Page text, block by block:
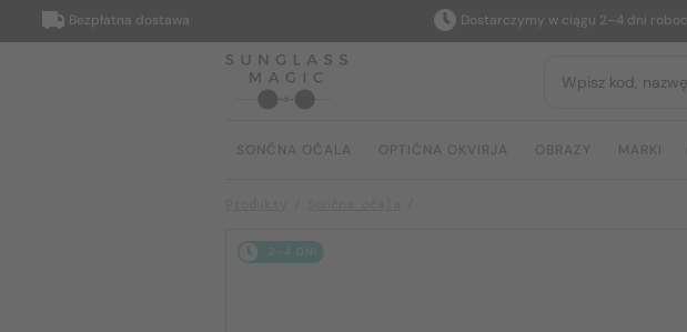
Bezpłatna dostawa Dostarczymy w ciągu 2–4 dni roboczych
SONČNA OČALA OPTIČNA OKVIRJA OBRAZY MARKI
2-4 DNI